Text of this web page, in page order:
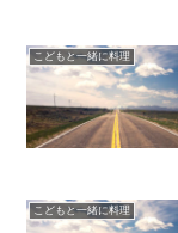
こどもと一緒に料理
こどもと一緒に料理